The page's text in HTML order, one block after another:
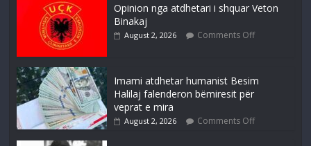
Opinion nga atdhetari i shquar Veton
Binakaj
August 2, 2026 Comments Off
Imami atdhetar humanist Besim
Halilaj falenderon bëmiresit për
veprat e mira
August 2, 2026 Comments Off